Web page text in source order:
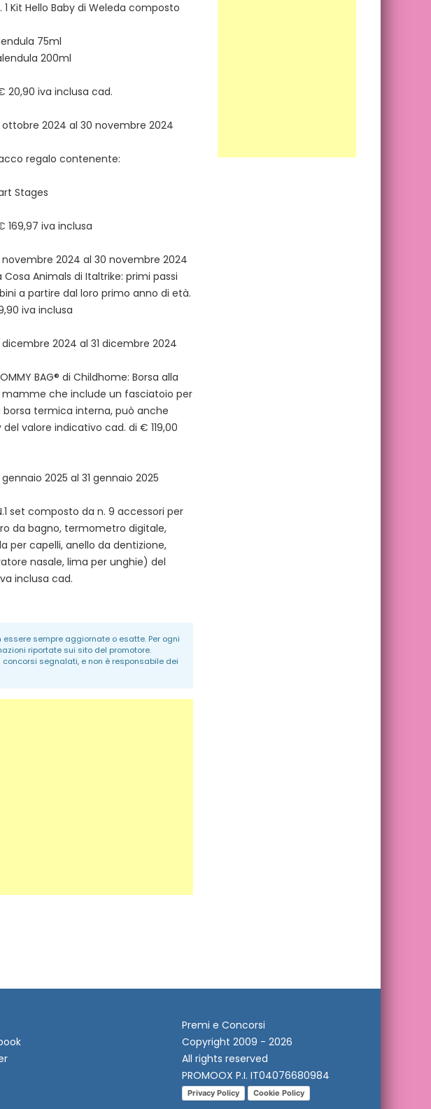
Kit Hello Baby di Weleda composto
75ml
200ml
20,90 iva inclusa cad.
ottobre 2024 al 30 novembre 2024
regalo contenente:
Stages
169,97 iva inclusa
novembre 2024 al 30 novembre 2024
Cosa Animals di Italtrike: primi passi
a partire dal loro primo anno di età.
iva inclusa
dicembre 2024 al 31 dicembre 2024
BAG® di Childhome: Borsa alla
che include un fasciatoio per
termica interna, può anche
valore indicativo cad. di € 119,00
2025 al 31 gennaio 2025
set composto da n. 9 accessori per
da bagno, termometro digitale,
per capelli, anello da dentizione,
nasale, lima per unghie) del
inclusa cad.
sempre aggiornate o esatte. Per ogni
riportate sui sito del promotore.
segnalati, e non è responsabile dei
Premi e Concorsi
Copyright 2009 - 2026
All rights reserved
PROMOOX P.I. IT04076680984
Privacy Policy Cookie Policy